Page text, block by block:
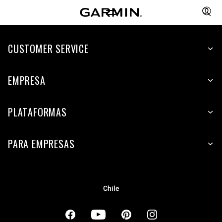
CUSTOMER SERVICE
EMPRESA
PLATAFORMAS
PARA EMPRESAS
Chile